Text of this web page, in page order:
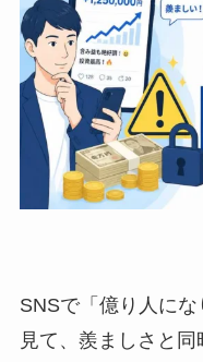
SNSで「億り人に
見て、羨ましさと